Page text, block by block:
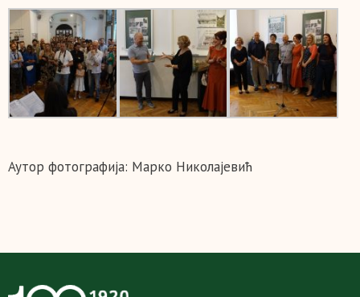
Аутор фотографија: Марко Николајевић